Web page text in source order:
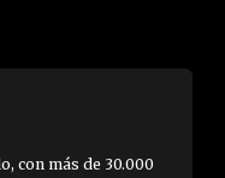
con más de 30.000